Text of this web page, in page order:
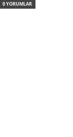
0 YORUMLAR